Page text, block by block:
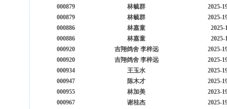
000879
林毓群
2025-
000879
林毓群
2025-
000886
林嘉童
2025-
000886
林嘉童
2025-
000920
吉翔鸽舍 李梓远
2025-
000920
吉翔鸽舍 李梓远
2025-
000934
王玉水
2025-
000947
陈木才
2025-
000955
林加美
2023-
000967
谢桂杰
2025-